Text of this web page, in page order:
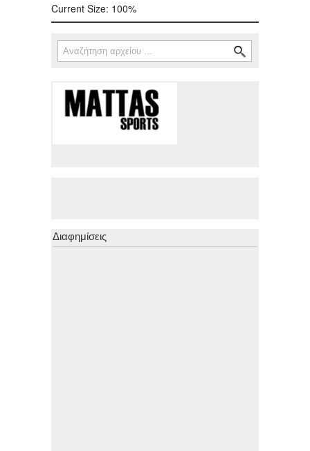
Current Size: 100%
Φόρμα αναζήτησης
Αναζήτηση
Διαφημίσεις